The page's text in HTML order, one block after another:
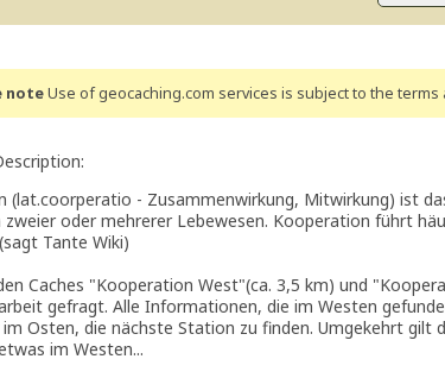
noteUse of geocaching.com services is subject to the terms
(lat.coorperatio - Zusammenwirkung, Mitwirkung) ist
zweier oder mehrerer Lebewesen. Kooperation führt
Tante Wiki)
Caches "Kooperation West"(ca. 3,5 km) und
gefragt. Alle Informationen, die im Westen
Osten, die nächste Station zu finden. Umgekehrt gilt
im Westen...